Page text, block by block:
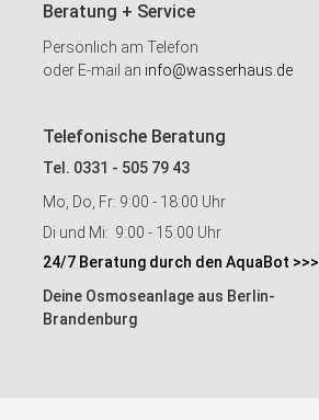
Beratung + Service
Persönlich am Telefon
oder E-mail an info@wasserhaus.de
Telefonische Beratung
Tel. 0331 - 505 79 43
Mo, Do, Fr: 9:00 - 18:00 Uhr
Di und Mi: 9:00 - 15:00 Uhr
24/7 Beratung durch den AquaBot >>>
Deine Osmoseanlage aus Berlin-
Brandenburg